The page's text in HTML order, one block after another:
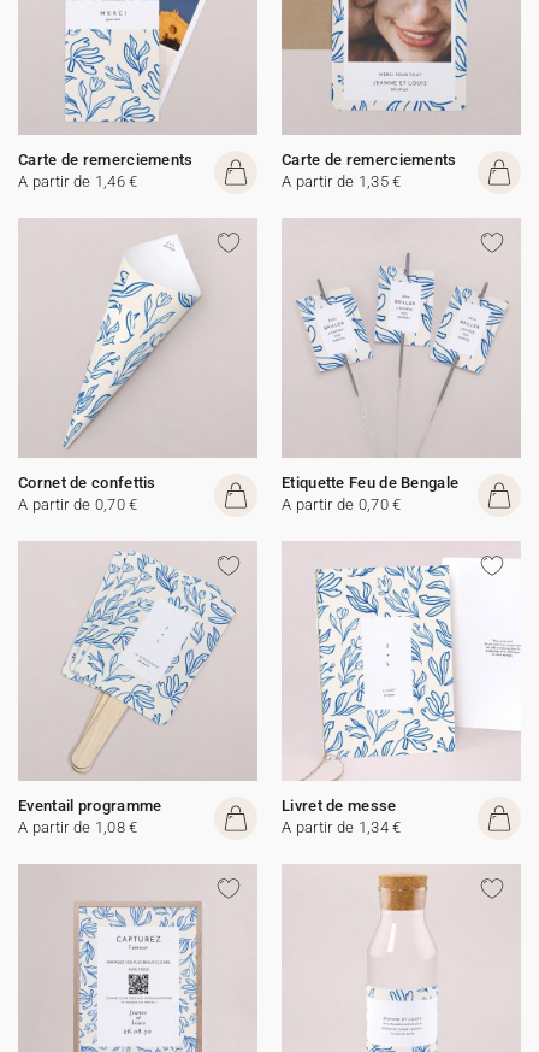
Carte de remerciements
A partir de 1,46 €
Carte de remerciements
A partir de 1,35 €
Cornet de confettis
A partir de 0,70 €
Etiquette Feu de Bengale
A partir de 0,70 €
Eventail programme
A partir de 1,08 €
Livret de messe
A partir de 1,34 €